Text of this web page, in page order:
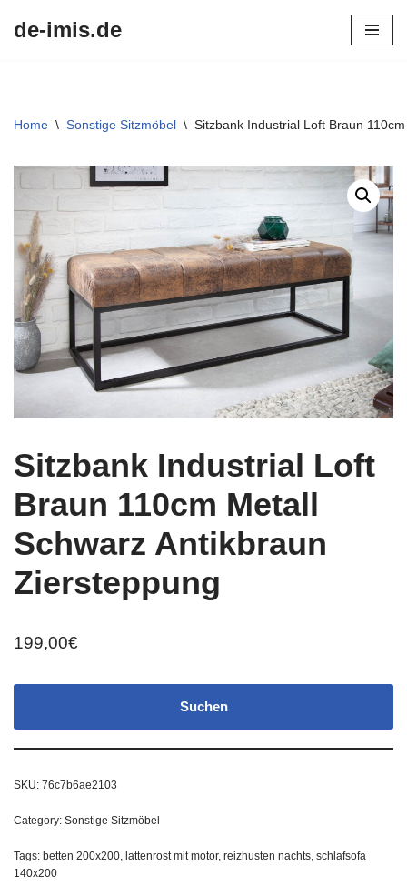
de-imis.de
Home \ Sonstige Sitzmöbel \ Sitzbank Industrial Loft Braun
Sitzbank Industrial Loft
Braun 110cm Metall
Schwarz Antikbraun
Ziersteppung
199,00€
Suchen
SKU: 76c7b6ae2103
Category: Sonstige Sitzmöbel
Tags: betten 200x200, lattenrost mit motor, reizhusten nachts, schlafsofa
140x200